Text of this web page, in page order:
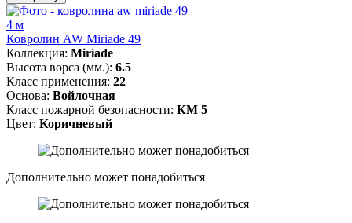
4 м
Ковролин AW Miriade 49
Коллекция: Miriade
Высота ворса (мм.): 6.5
Класс применения: 22
Основа: Войлочная
Класс пожарной безопасности: КМ 5
Цвет: Коричневый
Дополнительно может понадобиться